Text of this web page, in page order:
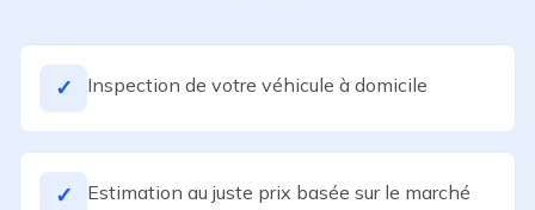
✓ Inspection de votre véhicule à domicile
✓ Estimation au juste prix basée sur le marché